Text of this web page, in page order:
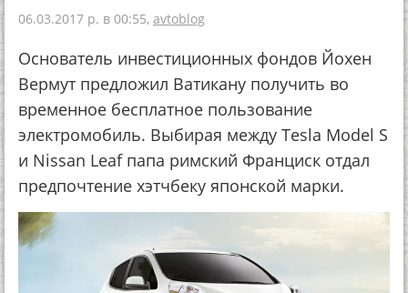
06.03.2017 р. в 00:55, avtoblog
Основатель инвестиционных фондов Йохен
Вермут предложил Ватикану получить во
временное бесплатное пользование
электромобиль. Выбирая между Tesla Model S
и Nissan Leaf папа римский Франциск отдал
предпочтение хэтчбеку японской марки.